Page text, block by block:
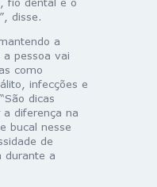
fio dental e o
disse.
a
a pessoa vai
como
infecções e
dicas
diferença na
bucal nesse
de
durante a